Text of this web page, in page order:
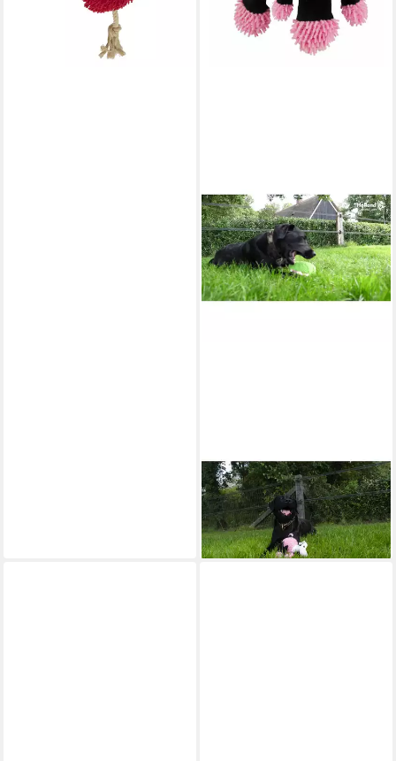
Tierball Kuh mit 5
Quietschern
14,92 €
lieferbar - in 8-10 Werktagen bei
dir